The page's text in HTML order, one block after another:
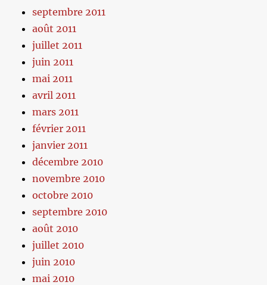
septembre 2011
août 2011
juillet 2011
juin 2011
mai 2011
avril 2011
mars 2011
février 2011
janvier 2011
décembre 2010
novembre 2010
octobre 2010
septembre 2010
août 2010
juillet 2010
juin 2010
mai 2010